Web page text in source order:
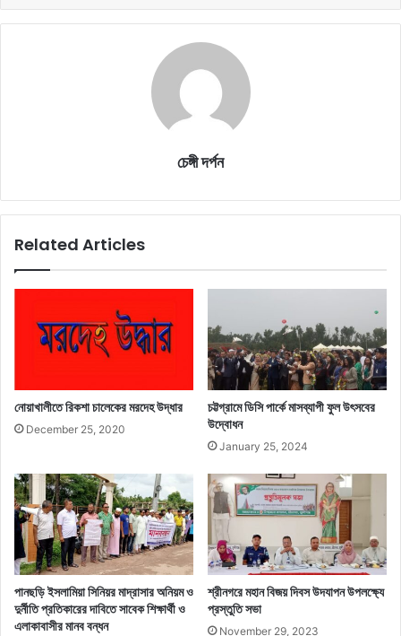
চেঙ্গী দর্পন
Related Articles
নোয়াখালীতে রিকশা চালেকের মরদেহ উদ্ধার
December 25, 2020
চট্টগ্রামে ডিসি পার্কে মাসব্যাপী ফুল উৎসবের
উদ্বোধন
January 25, 2024
পানছড়ি ইসলামিয়া সিনিয়র মাদ্রাসার অনিয়ম ও
দুর্নীতি প্রতিকারের দাবিতে সাবেক শিক্ষার্থী ও
এলাকাবাসীর মানব বন্ধন
শ্রীনগরে মহান বিজয় দিবস উদযাপন উপলক্ষ্যে
প্রস্তুতি সভা
November 29, 2023